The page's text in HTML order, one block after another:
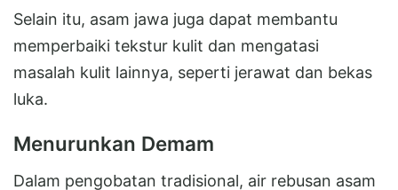
Selain itu, asam jawa juga dapat membantu
memperbaiki tekstur kulit dan mengatasi
masalah kulit lainnya, seperti jerawat dan bekas
luka.
Menurunkan Demam
Dalam pengobatan tradisional, air rebusan asam